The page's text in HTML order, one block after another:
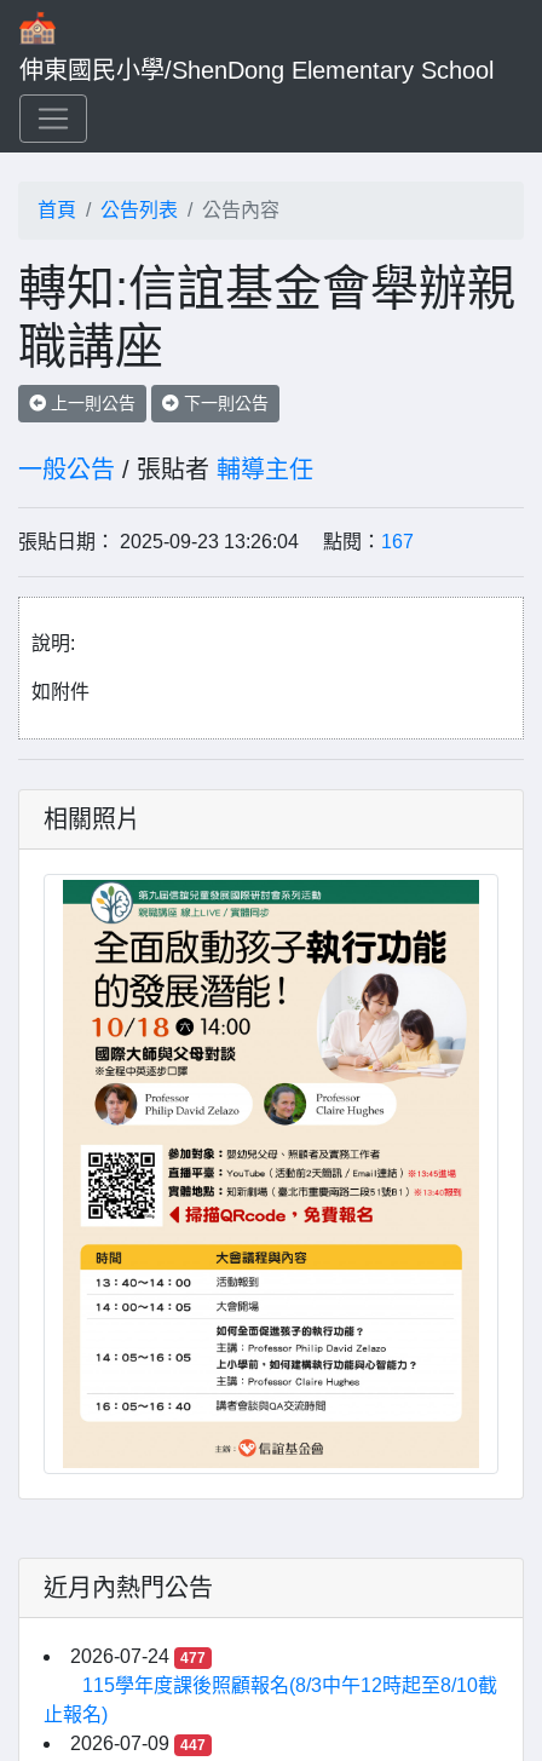
伸東國民小學/ShenDong Elementary School
首頁 公告列表 公告內容
轉知:信誼基金會舉辦親
職講座
上一則公告 下一則公告
一般公告 / 張貼者 輔導主任
張貼日期： 2025-09-23 13:26:04 點閱： 167
說明:
如附件
相關照片
近月內熱門公告
2026-07-24 477
115學年度課後照顧報名(8/3中午12時起至8/10截
止報名)
2026-07-09
447